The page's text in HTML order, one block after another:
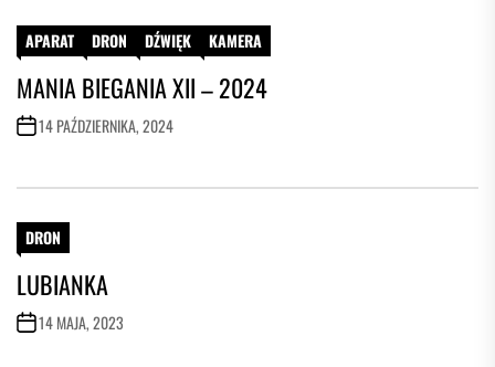
APARAT DRON DŹWIĘK KAMERA
MANIA BIEGANIA XII – 2024
14 PAŹDZIERNIKA, 2024
DRON
LUBIANKA
14 MAJA, 2023